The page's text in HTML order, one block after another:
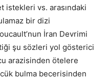
istekleri vs. arasındaki
bir dizi
İran Devrimi
şu sözleri yol gösterici
arazisinden ötelere
bulma becerisinden